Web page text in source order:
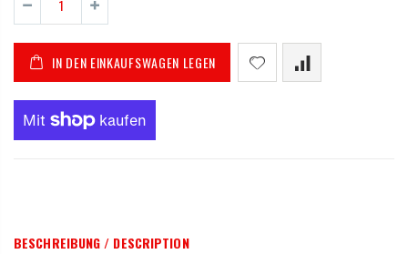
IN DEN EINKAUFSWAGEN LEGEN
BESCHREIBUNG / DESCRIPTION